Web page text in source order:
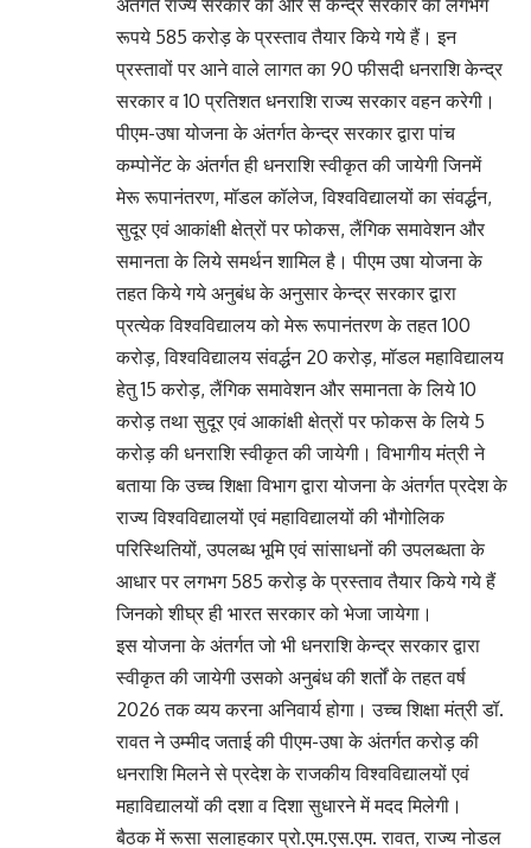
अंतर्गत राज्य सरकार की ओर से केन्द्र सरकार को लगभग
रूपये 585 करोड़ के प्रस्ताव तैयार किये गये हैं। इन
प्रस्तावों पर आने वाले लागत का 90 फीसदी धनराशि केन्द्र
सरकार व 10 प्रतिशत धनराशि राज्य सरकार वहन करेगी।
पीएम-उषा योजना के अंतर्गत केन्द्र सरकार द्वारा पांच
कम्पोनेंट के अंतर्गत ही धनराशि स्वीकृत की जायेगी जिनमें
मेरू रूपानंतरण, मॉडल कॉलेज, विश्वविद्यालयों का संवर्द्धन,
सुदूर एवं आकांक्षी क्षेत्रों पर फोकस, लैंगिक समावेशन और
समानता के लिये समर्थन शामिल है। पीएम उषा योजना के
तहत किये गये अनुबंध के अनुसार केन्द्र सरकार द्वारा
प्रत्येक विश्वविद्यालय को मेरू रूपानंतरण के तहत 100
करोड़, विश्वविद्यालय संवर्द्धन 20 करोड़, मॉडल महाविद्यालय
हेतु 15 करोड़, लैंगिक समावेशन और समानता के लिये 10
करोड़ तथा सुदूर एवं आकांक्षी क्षेत्रों पर फोकस के लिये 5
करोड़ की धनराशि स्वीकृत की जायेगी। विभागीय मंत्री ने
बताया कि उच्च शिक्षा विभाग द्वारा योजना के अंतर्गत प्रदेश के
राज्य विश्वविद्यालयों एवं महाविद्यालयों की भौगोलिक
परिस्थितियों, उपलब्ध भूमि एवं सांसाधनों की उपलब्धता के
आधार पर लगभग 585 करोड़ के प्रस्ताव तैयार किये गये हैं
जिनको शीघ्र ही भारत सरकार को भेजा जायेगा।
इस योजना के अंतर्गत जो भी धनराशि केन्द्र सरकार द्वारा
स्वीकृत की जायेगी उसको अनुबंध की शर्तों के तहत वर्ष
2026 तक व्यय करना अनिवार्य होगा। उच्च शिक्षा मंत्री डॉ.
रावत ने उम्मीद जताई की पीएम-उषा के अंतर्गत करोड़ की
धनराशि मिलने से प्रदेश के राजकीय विश्वविद्यालयों एवं
महाविद्यालयों की दशा व दिशा सुधारने में मदद मिलेगी।
बैठक में रूसा सलाहकार प्रो.एम.एस.एम. रावत, राज्य नोडल